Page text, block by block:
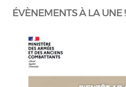
ÉVÈNEMENTS À LA UNE !